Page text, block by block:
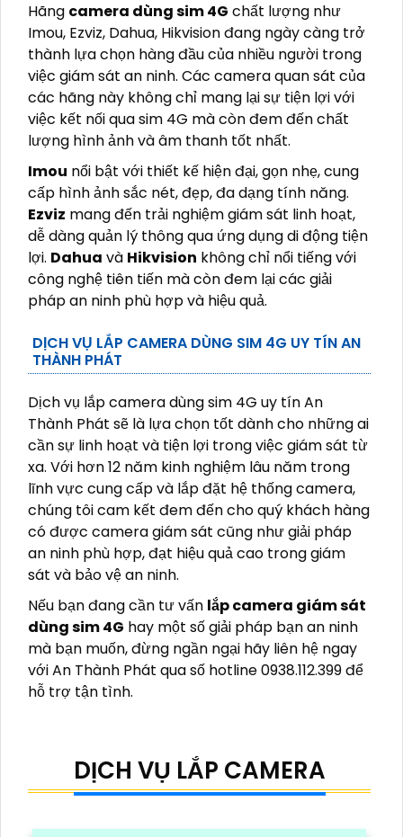
Hãng camera dùng sim 4G chất lượng như
Imou, Ezviz, Dahua, Hikvision đang ngày càng trở
thành lựa chọn hàng đầu của nhiều người trong
việc giám sát an ninh. Các camera quan sát của
các hãng này không chỉ mang lại sự tiện lợi với
việc kết nối qua sim 4G mà còn đem đến chất
lượng hình ảnh và âm thanh tốt nhất.
Imou nổi bật với thiết kế hiện đại, gọn nhẹ, cung
cấp hình ảnh sắc nét, đẹp, đa dạng tính năng.
Ezviz mang đến trải nghiệm giám sát linh hoạt,
dễ dàng quản lý thông qua ứng dụng di động tiện
lợi. Dahua và Hikvision không chỉ nổi tiếng với
công nghệ tiên tiến mà còn đem lại các giải
pháp an ninh phù hợp và hiệu quả.
DỊCH VỤ LẮP CAMERA DÙNG SIM 4G UY TÍN AN
THÀNH PHÁT
Dịch vụ lắp camera dùng sim 4G uy tín An
Thành Phát sẽ là lựa chọn tốt dành cho những ai
cần sự linh hoạt và tiện lợi trong việc giám sát từ
xa. Với hơn 12 năm kinh nghiệm lâu năm trong
lĩnh vực cung cấp và lắp đặt hệ thống camera,
chúng tôi cam kết đem đến cho quý khách hàng
có được camera giám sát cũng như giải pháp
an ninh phù hợp, đạt hiệu quả cao trong giám
sát và bảo vệ an ninh.
Nếu bạn đang cần tư vấn lắp camera giám sát
dùng sim 4G hay một số giải pháp bạn an ninh
mà bạn muốn, đừng ngần ngại hãy liên hệ ngay
với An Thành Phát qua số hotline 0938.112.399 để
hỗ trợ tận tình.
DỊCH VỤ LẮP CAMERA